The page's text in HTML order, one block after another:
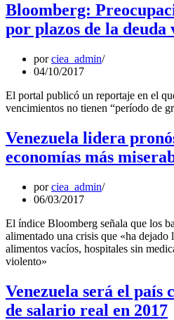
Bloomberg:
por plazos de la deuda
porciea_admin
04/10/2017
El portal publicó un reportaje en el
vencimientos no tienen “período de
Venezuela lidera
economías más
porciea_admin
06/03/2017
El índice Bloomberg señala que los
alimentado una crisis que «ha dejado
alimentos vacíos, hospitales sin
violento»
Venezuela será el país
de salario real en 2017